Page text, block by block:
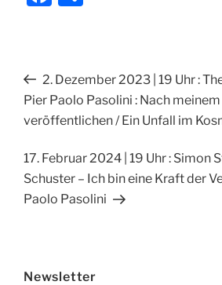
e
b
o
k
n
Beitragsnavigation
Vorheriger
Beitrag
2. Dezember 2023 | 19 Uhr :
Pier Paolo Pasolini : Nach meinem
veröffentlichen / Ein Unfall im
Nächster
Beitrag
17. Februar 2024 | 19 Uhr : Simon
Schuster – Ich bin eine Kraft der
Paolo Pasolini
Newsletter